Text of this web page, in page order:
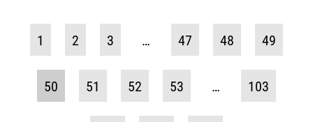
1 2 3 … 47 48 49
50 51 52 53 … 103